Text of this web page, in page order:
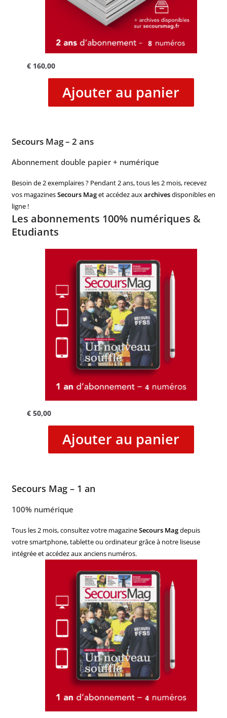
€160,00
Ajouter au panier
Secours Mag – 2 ans
Abonnement double papier + numérique
Besoin de 2 exemplaires ? Pendant 2 ans, tous les 2 mois, recevez
vos magazinesSecours Maget accédez auxarchivesdisponibles en
ligne !
Les abonnements 100% numériques &
Etudiants
€50,00
Ajouter au panier
Secours Mag – 1 an
100% numérique
Tous les 2 mois, consultez votre magazineSecours Magdepuis
votre smartphone, tablette ou ordinateur grâce à notre liseuse
intégrée et accédez aux anciens numéros.